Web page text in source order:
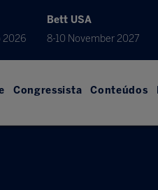
2026
Bett USA
8-10 November 2027
Congressista Conteúdos